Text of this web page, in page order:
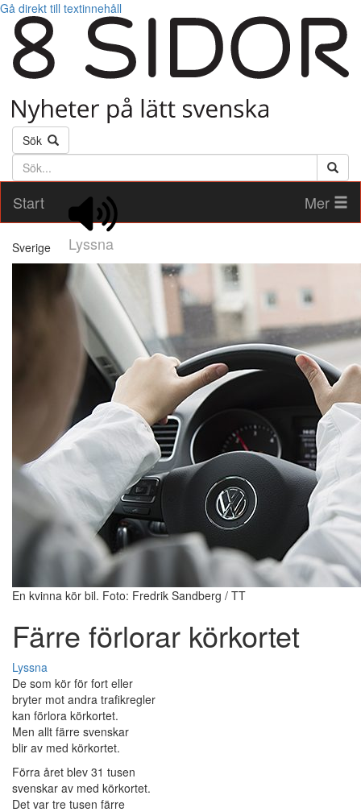
Gå direkt till textinnehåll
Sök
Söktext
Start
Lyssna
Mer
Sverige
En kvinna kör bil. Foto: Fredrik Sandberg / TT
Färre förlorar körkortet
Lyssna
De som kör för fort eller
bryter mot andra trafikregler
kan förlora körkortet.
Men allt färre svenskar
blir av med körkortet.
Förra året blev 31 tusen
svenskar av med körkortet.
Det var tre tusen färre